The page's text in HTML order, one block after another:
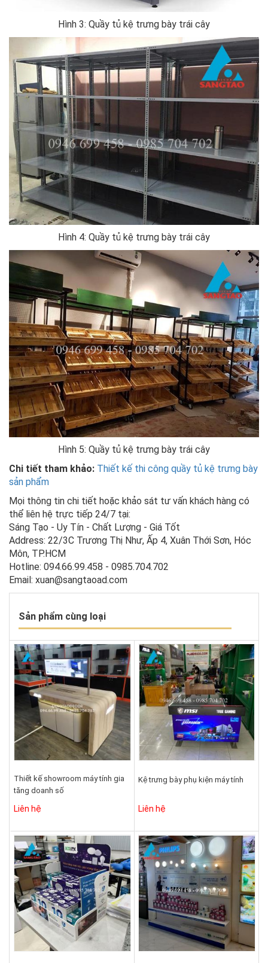
Hình 3: Quầy tủ kệ trưng bày trái cây
Hình 4: Quầy tủ kệ trưng bày trái cây
Hình 5: Quầy tủ kệ trưng bày trái cây
Chi tiết tham khảo: Thiết kế thi công quầy tủ kệ trưng bày
sản phẩm
Mọi thông tin chi tiết hoặc khảo sát tư vấn khách hàng có
thể liên hệ trực tiếp 24/7 tại:
Sáng Tạo - Uy Tín - Chất Lượng - Giá Tốt
Address: 22/3C Trương Thị Như, Ấp 4, Xuân Thới Sơn, Hóc
Môn, TP.HCM
Hotline: 094.66.99.458 - 0985.704.702
Email: xuan@sangtaoad.com
Sản phẩm cùng loại
Thiết kế showroom máy tính gia
tăng doanh số
Liên hệ
Kệ trưng bày phụ kiện máy tính
Liên hệ